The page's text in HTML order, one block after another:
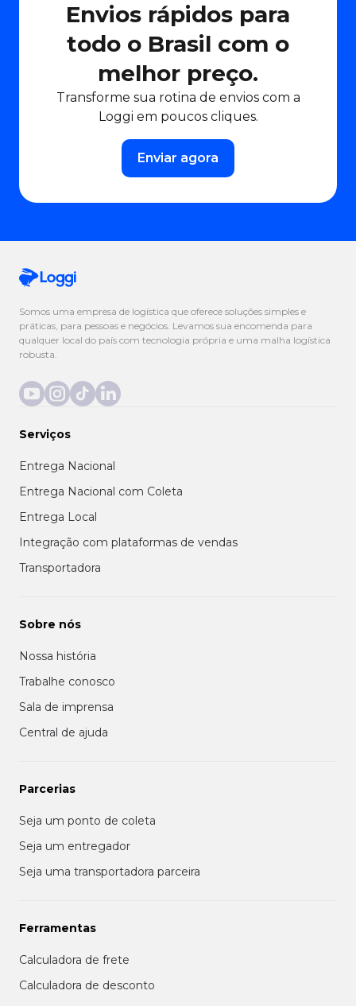
Envios rápidos para
todo o Brasil com o
melhor preço.
Transforme sua rotina de envios com a
Loggi em poucos cliques.
Enviar agora
Somos uma empresa de logística que oferece soluções simples e
práticas, para pessoas e negócios. Levamos sua encomenda para
qualquer local do país com tecnologia própria e uma malha logística
robusta.
Serviços
Entrega Nacional
Entrega Nacional com Coleta
Entrega Local
Integração com plataformas de vendas
Transportadora
Sobre nós
Nossa história
Trabalhe conosco
Sala de imprensa
Central de ajuda
Parcerias
Seja um ponto de coleta
Seja um entregador
Seja uma transportadora parceira
Ferramentas
Calculadora de frete
Calculadora de desconto